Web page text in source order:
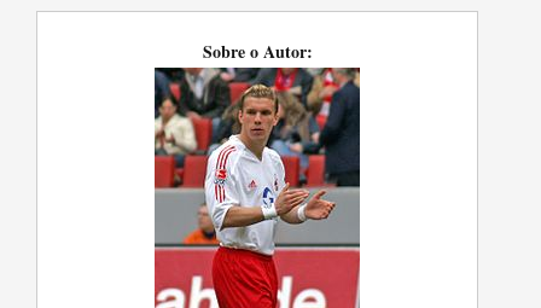
Sobre o Autor: